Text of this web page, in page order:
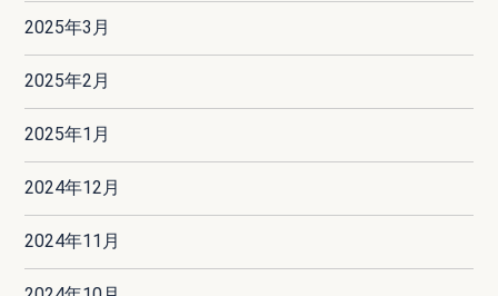
2025年3月
2025年2月
2025年1月
2024年12月
2024年11月